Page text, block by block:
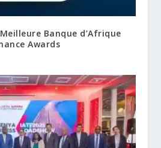
Banque d’Afrique
Awards